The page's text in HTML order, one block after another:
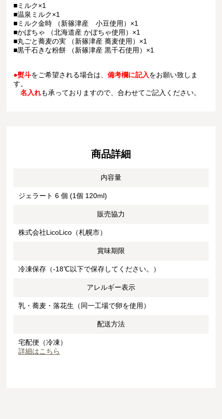
■ミルク×1
■温泉ミルク×1
■ミルク金時 （新篠津産 小豆使用）×1
■かぼちゃ （北海道産 かぼちゃ使用）×1
■丸ごと蕎麦の実 （新篠津産 蕎麦使用）×1
■黒千石きな粉餅 （新篠津産 黒千石使用）×1
●熨斗をご希望される場合は、備考欄に記入をお願い致しま
す。
名入れも承っておりますので、合わせてご記入ください。
商品詳細
内容量
ジェラート 6 個 (1個 120ml)
販売協力
株式会社LicoLico（札幌市）
賞味期限
冷凍保存（-18℃以下で保存してください。）
アレルギー表示
乳・蕎麦・落花生（同一工場で卵を使用）
配送方法
宅配便（冷凍）
詳細はこちら